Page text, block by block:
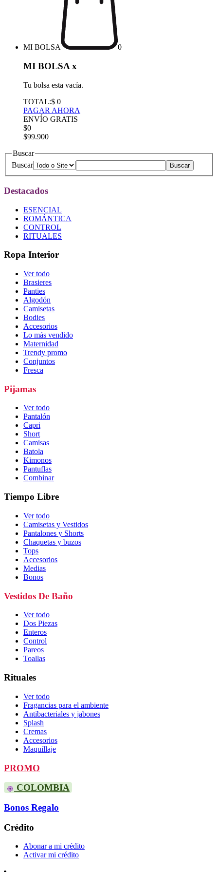
MI BOLSA 0
MI BOLSA x
Tu bolsa esta vacía.
TOTAL:$ 0
PAGAR AHORA
ENVÍO GRATIS
$0
$99.900
Buscar
Buscar
Destacados
ESENCIAL
ROMÁNTICA
CONTROL
RITUALES
Ropa Interior
Ver todo
Brasieres
Panties
Algodón
Camisetas
Bodies
Accesorios
Lo más vendido
Maternidad
Trendy promo
Conjuntos
Fresca
Pijamas
Ver todo
Pantalón
Capri
Short
Camisas
Batola
Kimonos
Pantuflas
Combinar
Tiempo Libre
Ver todo
Camisetas y Vestidos
Pantalones y Shorts
Chaquetas y buzos
Tops
Accesorios
Medias
Bonos
Vestidos De Baño
Ver todo
Dos Piezas
Enteros
Control
Pareos
Toallas
Rituales
Ver todo
Fragancias para el ambiente
Antibacteriales y jabones
Splash
Cremas
Accesorios
Maquillaje
PROMO
COLOMBIA
Bonos Regalo
Crédito
Abonar a mi crédito
Activar mi crédito